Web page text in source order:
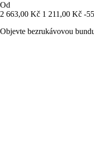
Od
2 663,00 Kč 1 211,00 Kč -
Objevte bezrukávovou